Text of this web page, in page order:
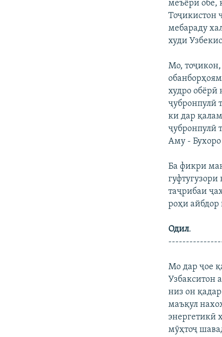
меъёри обе,
Тоҷикистон
мебараду
худи
Мо,
худро обёрӣ
ҷубронпулӣ
ки дар
ҷубронпулӣ
Аму -
Ба фикри
таҷрибаи
роҳи айбдор
Одил.
Мо дар ҷое
Узбакситон
низ он
маъқул
энергетикӣ
мӯҳтоҷ